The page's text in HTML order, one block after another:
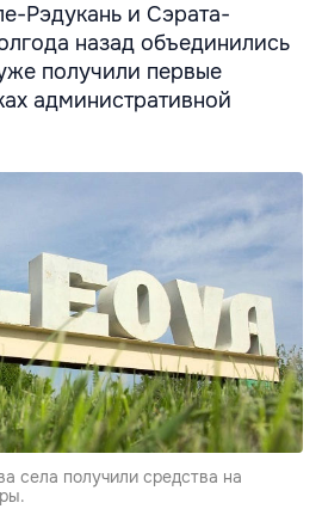
Рэдукань и Сэрата-
назад объединились
получили первые
административной
села получили средства на